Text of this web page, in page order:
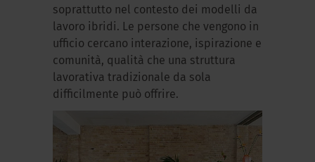
soprattutto nel contesto dei modelli da
lavoro ibridi. Le persone che vengono in
ufficio cercano interazione, ispirazione e
comunità, qualità che una struttura
lavorativa tradizionale da sola
difficilmente può offrire.